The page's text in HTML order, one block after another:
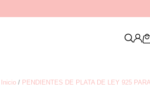
Inicio / PENDIENTES DE PLATA DE LEY 925